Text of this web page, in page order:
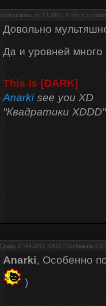
Понедельник, 07.03.2011, 07:45 |
Довольно
Да и уровней
This Is [DARK]
Anarki see you XD
"Квадратики XDDD"
Среда, 27.04.2011, 19:50 | Сообщение # 97
Anarki, Особенно
)